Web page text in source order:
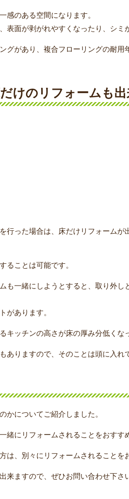
感のある空間になります。
面が剥がれやすくなったり、シミ
グがあり、複合フローリングの耐
けのリフォームも出
行った場合は、床だけリフォーム
ることは可能です。
も一緒にしようとすると、取り外
があります。
ッチンの高さが床の厚み分低くな
りますので、そのことは頭に入れ
かについてご紹介しました。
にリフォームされることをおすす
、別々にリフォームされることを
来ますので、ぜひお問い合わせ下さ